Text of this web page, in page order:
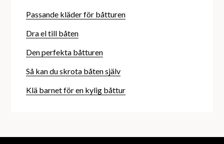
Passande kläder för båtturen
Dra el till båten
Den perfekta båtturen
Så kan du skrota båten själv
Klä barnet för en kylig båttur